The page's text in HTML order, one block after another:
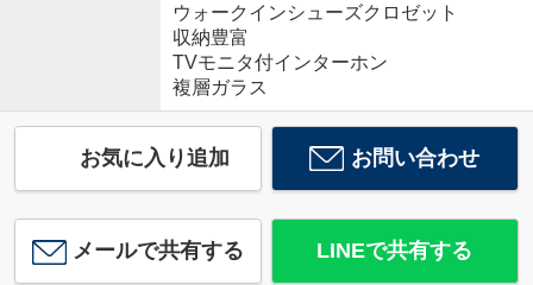
ウォークインシューズクロゼット
収納豊富
TVモニタ付インターホン
複層ガラス
お気に入り追加 お問い合わせ
メールで共有する LINEで共有する